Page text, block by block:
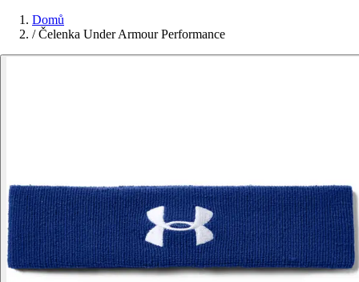
Domů
/ Čelenka Under Armour Performance